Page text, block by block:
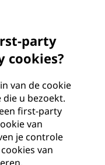
party
cookies?
van de cookie
u bezoekt.
first-party
van
je controle
van